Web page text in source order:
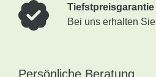
Tiefstpreisgarantie
Bei uns erhalten
Persönliche Beratung